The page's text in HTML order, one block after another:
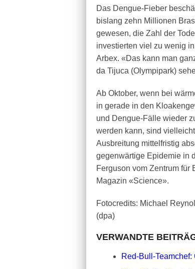
Das Dengue-Fieber
bislang zehn Millionen
gewesen, die Zahl der
investierten viel zu wenig
Arbex. «Das kann man
da Tijuca (Olympipark)
Ab Oktober, wenn bei
in gerade in den
und Dengue-Fälle wieder
werden kann, sind
Ausbreitung mittelfristig
gegenwärtige Epidemie in
Ferguson vom Zentrum
Magazin «Science».
Fotocredits: Michael
(dpa)
VERWANDTE
Red-Bull-